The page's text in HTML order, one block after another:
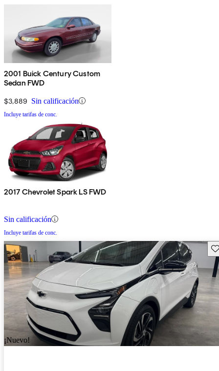
2001 Buick Century Custom
Sedan FWD
$3,889 Sin calificación
Incluye tarifas de conc.
2017 Chevrolet Spark LS FWD
Sin calificación
Incluye tarifas de conc.
¡Nuevo!